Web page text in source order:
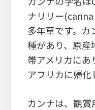
ナリリー
多年草です。カ
種があり、原産
帯アメリカにあ
アフリカに帰化
カンナは、観